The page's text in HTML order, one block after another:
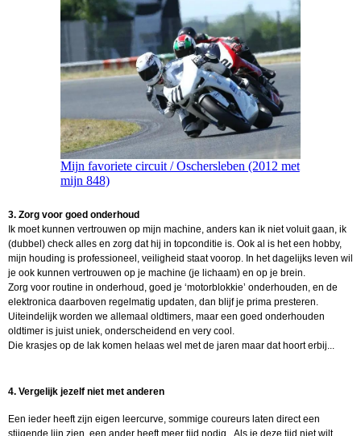
Mijn favoriete circuit / Oschersleben (2012 met
mijn 848)
3. Zorg voor goed onderhoud
Ik moet kunnen vertrouwen op mijn machine, anders kan ik niet voluit gaan, ik
(dubbel) check alles en zorg dat hij in topconditie is. Ook al is het een hobby,
mijn houding is professioneel, veiligheid staat voorop. In het dagelijks leven wil
je ook kunnen vertrouwen op je machine (je lichaam) en op je brein.
Zorg voor routine in onderhoud, goed je ‘motorblokkie’ onderhouden, en de
elektronica daarboven regelmatig updaten, dan blijf je prima presteren.
Uiteindelijk worden we allemaal oldtimers, maar een goed onderhouden
oldtimer is juist uniek, onderscheidend en very cool.
Die krasjes op de lak komen helaas wel met de jaren maar dat hoort erbij...
4. Vergelijk jezelf niet met anderen
Een ieder heeft zijn eigen leercurve, sommige coureurs laten direct een